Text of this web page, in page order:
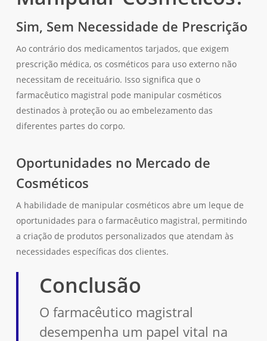
Sim, Sem Necessidade de Prescrição
Ao contrário dos medicamentos tarjados, que exigem
prescrição médica, os cosméticos para uso externo não
necessitam de receituário. Isso significa que o
farmacêutico magistral pode manipular cosméticos
destinados à proteção ou ao embelezamento das
diferentes partes do corpo.
Oportunidades no Mercado de
Cosméticos
A habilidade de manipular cosméticos abre um leque de
oportunidades para o farmacêutico magistral, permitindo
a criação de produtos personalizados que atendam às
necessidades específicas dos clientes.
Conclusão
O farmacêutico magistral
desempenha um papel vital na